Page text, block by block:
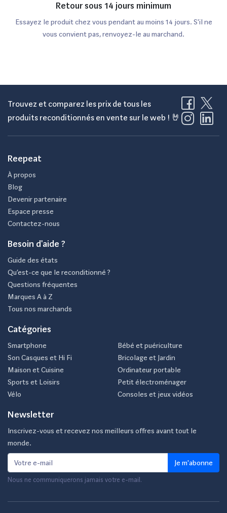
Retour sous 14 jours minimum
Essayez le produit chez vous pendant au moins 14 jours. S'il ne
vous convient pas, renvoyez-le au marchand.
Trouvez et comparez les prix de tous les
produits reconditionnés en vente sur le web ! 🤘
Reepeat
À propos
Blog
Devenir partenaire
Espace presse
Contactez-nous
Besoin d'aide ?
Guide des états
Qu’est-ce que le reconditionné ?
Questions fréquentes
Marques A à Z
Tous nos marchands
Catégories
Smartphone
Son Casques et Hi Fi
Maison et Cuisine
Sports et Loisirs
Vélo
Bébé et puériculture
Bricolage et Jardin
Ordinateur portable
Petit électroménager
Consoles et jeux vidéos
Newsletter
Inscrivez-vous et recevez nos meilleurs offres avant tout le
monde.
Je m'abonne
Nous ne communiquerons jamais votre e-mail.